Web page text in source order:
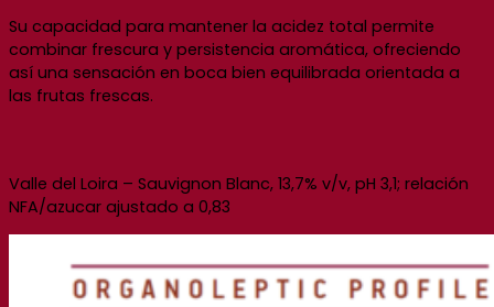
Su capacidad para mantener la acidez total permite
combinar frescura y persistencia aromática, ofreciendo
así una sensación en boca bien equilibrada orientada a
las frutas frescas.
Valle del Loira – Sauvignon Blanc, 13,7% v/v, pH 3,1; relación
NFA/azucar ajustado a 0,83